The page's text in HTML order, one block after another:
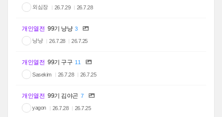
외심장
26.7.29 26.7.28
개인열전 99기 냥냥 3
냥냥
26.7.28 26.7.25
개인열전 99기 구구 11
Sasekim 26.7.28 26.7.25
개인열전 99기 김야곤 7
yagon 26.7.28 26.7.25